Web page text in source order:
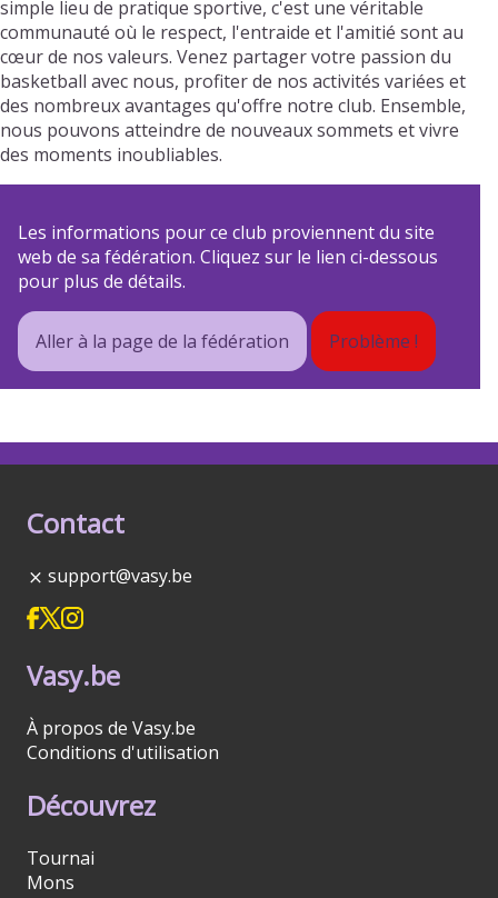
simple lieu de pratique sportive, c'est une véritable
communauté où le respect, l'entraide et l'amitié sont au
cœur de nos valeurs. Venez partager votre passion du
basketball avec nous, profiter de nos activités variées et
des nombreux avantages qu'offre notre club. Ensemble,
nous pouvons atteindre de nouveaux sommets et vivre
des moments inoubliables.
Les informations pour ce club proviennent du site
web de sa fédération. Cliquez sur le lien ci-dessous
pour plus de détails.
Aller à la page de la fédération Problème !
Contact
support@vasy.be
Vasy.be
À propos de Vasy.be
Conditions d'utilisation
Découvrez
Tournai
Mons